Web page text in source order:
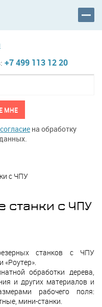
+7 499 113 12 20
МНЕ
согласие на обработку
с ЧПУ
станки с ЧПУ
станков с ЧПУ
«Роутер».
обработки дерева,
и других материалов и
рабочего поля:
мини-станки.